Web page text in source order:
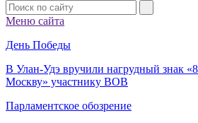
Меню сайта
День Победы
В Улан-Удэ вручили нагрудный знак
Москву» участнику ВОВ
Парламентское обозрение